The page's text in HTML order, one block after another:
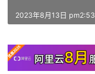
2023年8月13日 pm2:53